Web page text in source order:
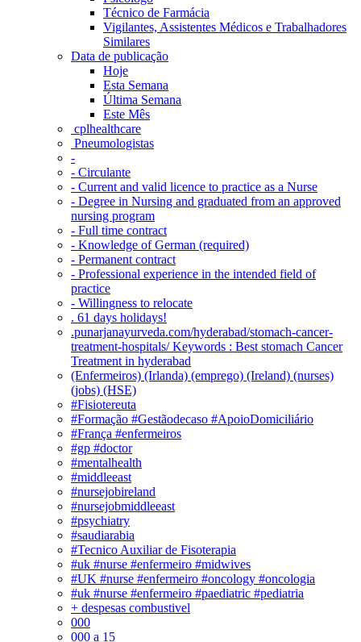
Técnico de Farmácia
Vigilantes, Assistentes Médicos e Trabalhadores
Similares
Data de publicação
Hoje
Esta Semana
Última Semana
Este Mês
‎ cplhealthcare‬
Pneumologistas
-
- Circulante
- Current and valid licence to practice as a Nurse
- Degree in Nursing and graduated from an approved
nursing program
- Full time contract
- Knowledge of German (required)
- Permanent contract
- Professional experience in the intended field of
practice
- Willingness to relocate
. 61 days holidays!
.punarjanayurveda.com/hyderabad/stomach-cancer-
treatment-hospitals/ Keywords : Best stomach Cancer
Treatment in hyderabad
(Enfermeiros) (Irlanda) (emprego) (Ireland) (nurses)
(jobs) (HSE)
#Fisiotereuta
#Formação #Gestãodecaso #ApoioDomiciliário
#França #enfermeiros
#gp #doctor
#mentalhealth
#middleeast
#nursejobireland
#nursejobmiddleeast
#psychiatry
#saudiarabia
#Tecnico Auxiliar de Fisoterapia
#uk #nurse #enfermeiro #midwives
#UK #nurse #enfermeiro #oncology #oncologia
#uk #nurse #enfermeiro #paediatric #pediatria
+ despesas combustivel
000
000 a 15